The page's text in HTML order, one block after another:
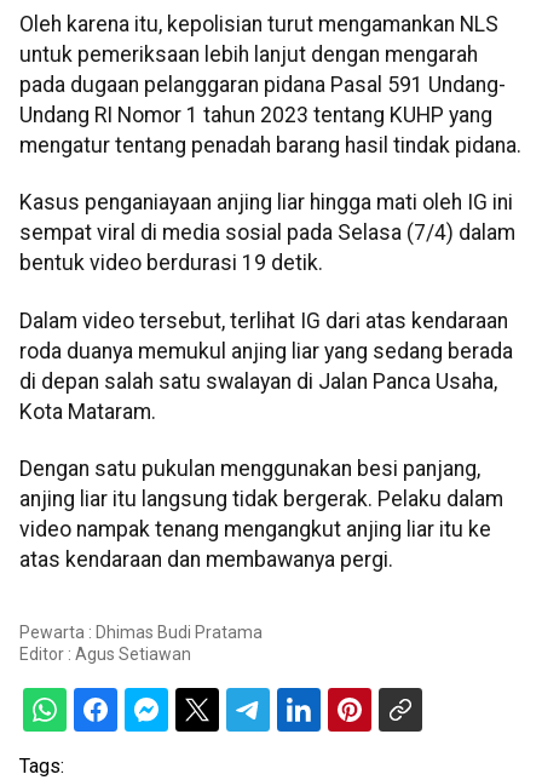
Oleh karena itu, kepolisian turut mengamankan NLS
untuk pemeriksaan lebih lanjut dengan mengarah
pada dugaan pelanggaran pidana Pasal 591 Undang-
Undang RI Nomor 1 tahun 2023 tentang KUHP yang
mengatur tentang penadah barang hasil tindak pidana.
Kasus penganiayaan anjing liar hingga mati oleh IG ini
sempat viral di media sosial pada Selasa (7/4) dalam
bentuk video berdurasi 19 detik.
Dalam video tersebut, terlihat IG dari atas kendaraan
roda duanya memukul anjing liar yang sedang berada
di depan salah satu swalayan di Jalan Panca Usaha,
Kota Mataram.
Dengan satu pukulan menggunakan besi panjang,
anjing liar itu langsung tidak bergerak. Pelaku dalam
video nampak tenang mengangkut anjing liar itu ke
atas kendaraan dan membawanya pergi.
Pewarta : Dhimas Budi Pratama
Editor : Agus Setiawan
Tags: